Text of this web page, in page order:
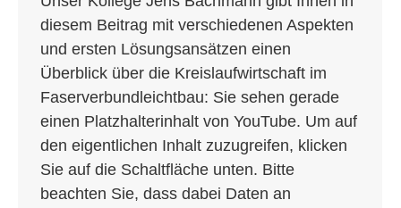
diesem Beitrag mit verschiedenen Aspekten
und ersten Lösungsansätzen einen
Überblick über die Kreislaufwirtschaft im
Faserverbundleichtbau: Sie sehen gerade
einen Platzhalterinhalt von YouTube. Um auf
den eigentlichen Inhalt zuzugreifen, klicken
Sie auf die Schaltfläche unten. Bitte
beachten Sie, dass dabei Daten an